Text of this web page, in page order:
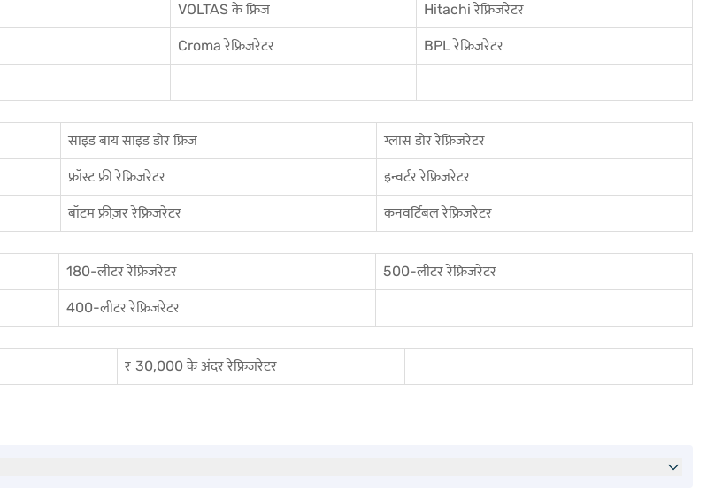
VOLTAS के फ्रिज Hitachi रेफ्रिजरेटर
Croma रेफ्रिजरेटर BPL रेफ्रिजरेटर
साइड बाय साइड डोर फ्रिज ग्लास डोर रेफ्रिजरेटर
फ्रॉस्ट फ्री रेफ्रिजरेटर इन्वर्टर रेफ्रिजरेटर
बॉटम फ्रीज़र रेफ्रिजरेटर
कनवर्टिबल रेफ्रिजरेटर
180-लीटर रेफ्रिजरेटर 500-लीटर रेफ्रिजरेटर
400-लीटर रेफ्रिजरेटर
₹ 30,000 के अंदर रेफ्रिजरेटर